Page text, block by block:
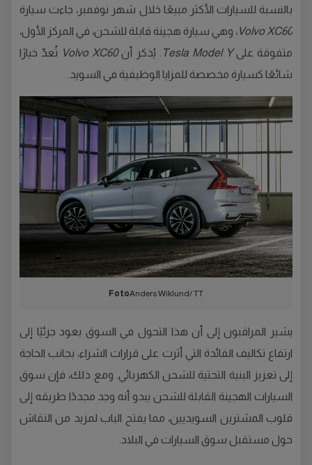
بالنسبة للسيارات الأكثر مبيعًا خلال شهر نوفمبر، جاءت سيارة
Volvo XC60، وهي سيارة هجينة قابلة للشحن، في المركز الأول،
متفوقة علىTesla Model Y . يُذكر أنVolvo XC60 تُعدّ خيارًا
شائعًا كسيارة مخصصة للمزايا الوظيفية في السويد.
FotoAnders Wiklund/ TT
يشير المراقبون إلى أن هذا التحول في السوق يعود جزئيًا إلى
ارتفاع تكاليف الفائدة التي أثرت على قرارات الشراء، بجانب الحاجة
إلى تعزيز البنية التحتية للشحن الكهربائي. ومع ذلك، فإن سوق
السيارات الهجينة القابلة للشحن يبدو أنه وجد مجددًا طريقه إلى
قلوب المشترين السويديين، مما يفتح الباب لمزيد من النقاش
حول مستقبل سوق السيارات في البلاد.